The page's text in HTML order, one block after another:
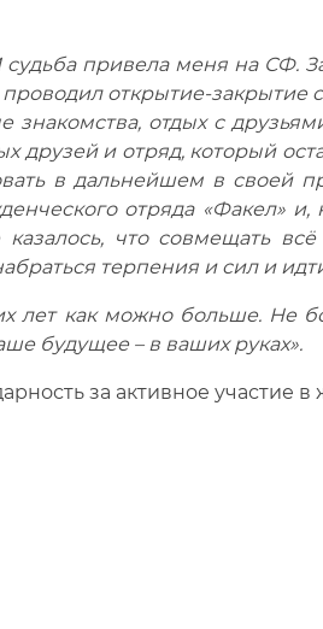
привела меня на СФ.
открытие-закрытие
отдых с
друзей и отряд, который
в дальнейшем в своей
отряда «Факел» и,
что совмещать всё
терпения и сил и
лет как можно больше. Не
будущее – в ваших руках».
за активное участие в